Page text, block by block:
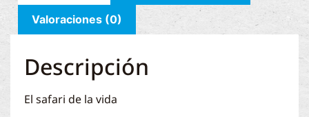
Valoraciones (0)
Descripción
El safari de la vida